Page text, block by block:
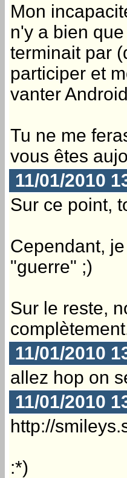
Mon
n'y a bien
terminait par
participer et
vanter
Tu ne me
vous êtes
11/01/2010
Sur ce point,
Cependant,
"guerre" ;)
Sur le reste,
11/01/2010
allez hop on
11/01/2010
http://
:*)